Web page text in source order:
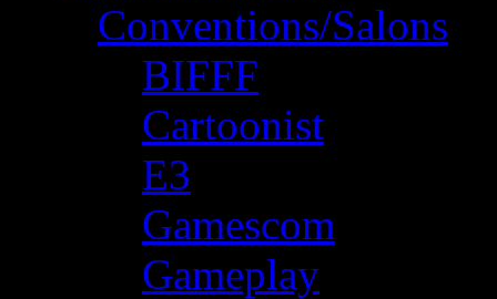
Conventions/Salons
BIFFF
Cartoonist
E3
Gamescom
Gameplay